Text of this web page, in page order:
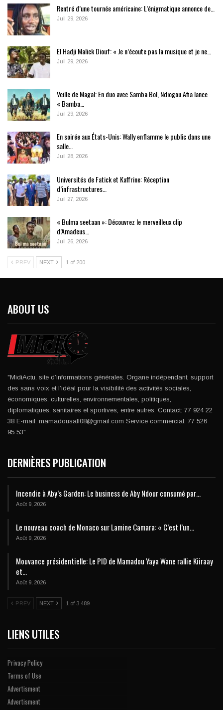
Rentré d’une tournée américaine: L’énigmatique annonce de…
Juil 29, 2026
El Hadji Malick Diouf: « Je n’écoute pas la musique et je ne…
Juil 29, 2026
Veille de Magal: En duo avec Samba Bol, Ndiogou Afia lance
« Bamba…
Juil 29, 2026
En soirée aux États-Unis: Wally enflamme le public dans une
salle…
Juil 28, 2026
Universités de Fatick et Kaffrine: Réception
d’infrastructures…
Juil 27, 2026
« Bulma seetaan »: Découvrez le merveilleux clip
d’Amadeus…
Juil 26, 2026
PREV NEXT 1 of 200
ABOUT US
"MidiActu, site d’informations générales. Organe indépendant, support
des sans voix et l’idéal pour la visibilité des activités sociales,
économiques, culturelles, environnementales, politiques,
diplomatiques, sanitaires et sportives, entre autres. Contact: 77 924 22
38 E-mail: mamadousall08@gmail.com Service commercial: 77 526
95 53"
DERNIÈRES PUBLICATION
Incendie à Aby’s Garden: Le business de Aby Ndour consumé par…
Août 9, 2026
Le nouveau coach de Monaco sur Lamine Camara: « C’est l’un…
Août 9, 2026
Mouvance présidentielle: Le PID de Mamadou Yaya Wane rallie Kiiraay
et…
Août 9, 2026
PREV NEXT 1 of 3 489
LIENS UTILES
Privacy Policy
Terms of Use
Advertisment
Advertisment